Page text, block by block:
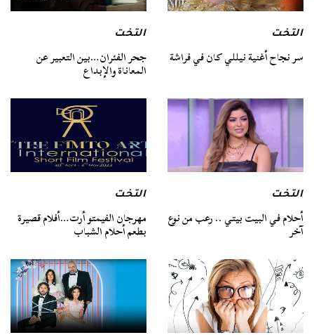
التخت
سر نجاح أغنية نيللي كان في فراشة
التخت
جحر الفئران…بين التعبير عن
المعاناة والإبداع
التخت
أحلام في البيت بيتي .. رعب من نوع
آخر
التخت
مهرجان الفيمتو أرت…أفلام قصيرة
بطعم أحلام الشباب